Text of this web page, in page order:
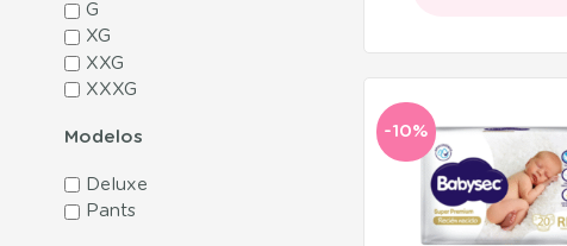
G
XG
XXG
XXXG
Modelos
Deluxe
Pants
-10%